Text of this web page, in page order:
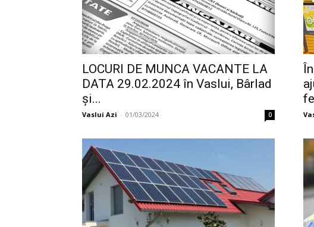
LOCURI DE MUNCA VACANTE LA
DATA 29.02.2024 în Vaslui, Bârlad
și...
Vaslui Azi - 01/03/2024 0